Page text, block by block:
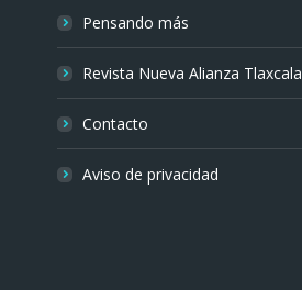
Pensando más
Revista Nueva Alianza Tlaxcala
Contacto
Aviso de privacidad